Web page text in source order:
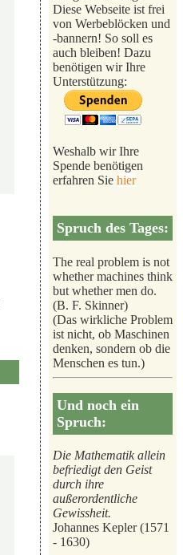
Diese Webseite ist frei
von Werbeblöcken und
-bannern! So soll es
auch bleiben! Dazu
benötigen wir Ihre
Unterstützung:
Weshalb wir Ihre
Spende benötigen
erfahren Sie hier
Spruch des Tages:
The real problem is not
whether machines think
but whether men do.
(B. F. Skinner)
(Das wirkliche Problem
ist nicht, ob Maschinen
denken, sondern ob die
Menschen es tun.)
Und noch ein
Spruch:
Die Mathematik allein
befriedigt den Geist
durch ihre
außerordentliche
Gewissheit.
Johannes Kepler (1571
- 1630)